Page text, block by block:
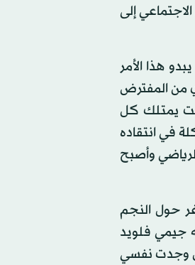
إلى
هذا الأمر
من المفترض
يمتلك كل
في انتقاده
وأصبح
حول النجم
جيمي فلويد
أن وجدت نفسي